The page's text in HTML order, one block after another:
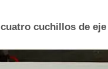
cuchillos de